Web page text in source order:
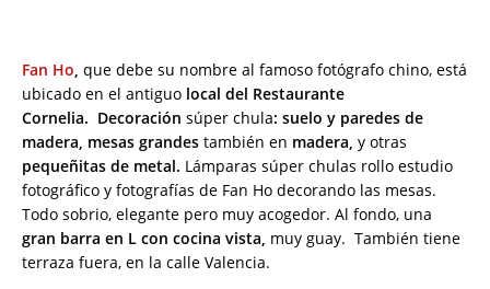
Fan Ho, que debe su nombre al famoso fotógrafo chino, está
ubicado en el antiguo local del Restaurante
Cornelia. Decoración súper chula: suelo y paredes de
madera, mesas grandes también en madera, y otras
pequeñitas de metal. Lámparas súper chulas rollo estudio
fotográfico y fotografías de Fan Ho decorando las mesas.
Todo sobrio, elegante pero muy acogedor. Al fondo, una
gran barra en L con cocina vista, muy guay. También tiene
terraza fuera, en la calle Valencia.